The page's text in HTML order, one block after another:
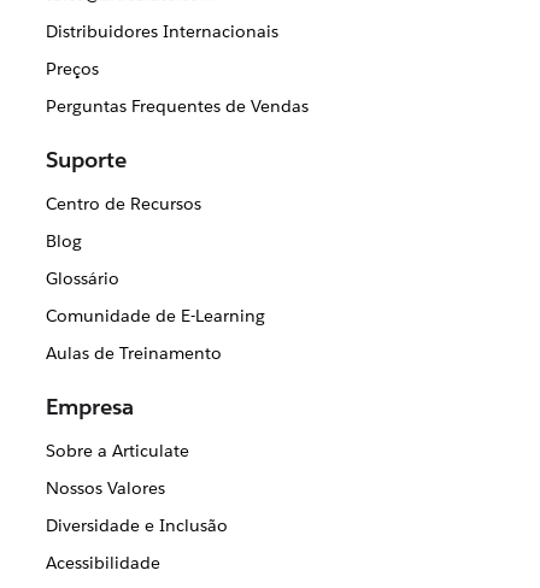
Distribuidores Internacionais
Preços
Perguntas Frequentes de Vendas
Suporte
Centro de Recursos
Blog
Glossário
Comunidade de E-Learning
Aulas de Treinamento
Empresa
Sobre a Articulate
Nossos Valores
Diversidade e Inclusão
Acessibilidade